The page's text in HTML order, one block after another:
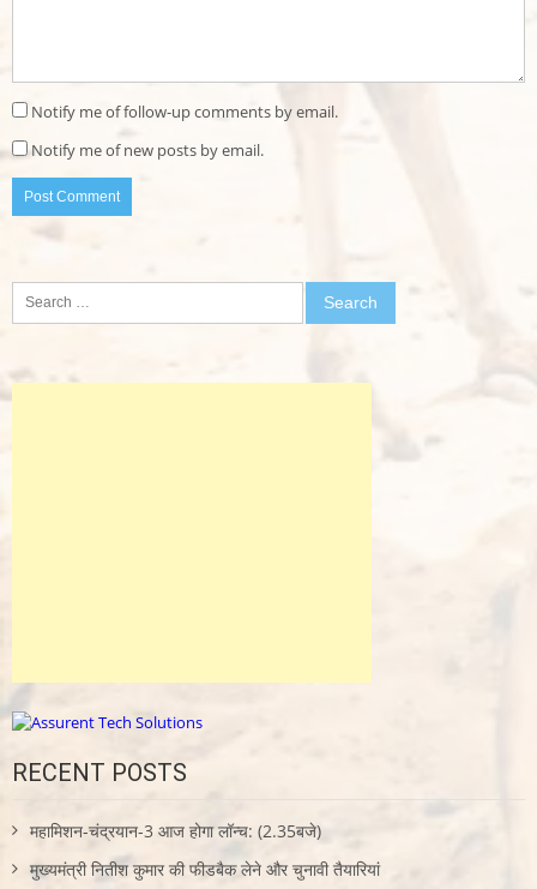
Notify me of follow-up comments by email.
Notify me of new posts by email.
Search
for:
RECENT POSTS
महामिशन-चंद्रयान-3 आज होगा लॉन्च: (2.35बजे)
मुख्यमंत्री नितीश कुमार की फीडबैक लेने और चुनावी तैयारियां